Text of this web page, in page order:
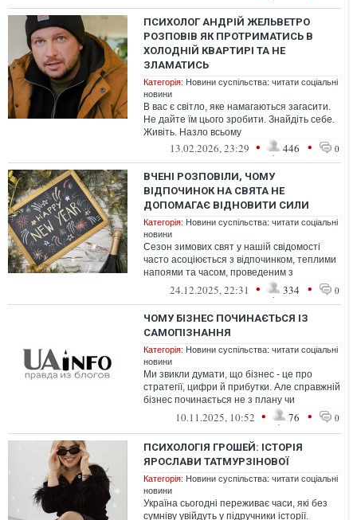
ПСИХОЛОГ АНДРІЙ ЖЕЛЬВЕТРО
РОЗПОВІВ ЯК ПРОТРИМАТИСЬ В
ХОЛОДНІЙ КВАРТИРІ ТА НЕ
ЗЛАМАТИСЬ
Категорія: Новини суспільства: читати соціальні
новини
В вас є світло, яке намагаються загасити.
Не дайте їм цього зробити. Знайдіть себе.
Живіть. Назло всьому
13.02.2026, 23:29 • 446 • 0
ВЧЕНІ РОЗПОВІЛИ, ЧОМУ
ВІДПОЧИНОК НА СВЯТА НЕ
ДОПОМАГАЄ ВІДНОВИТИ СИЛИ
Категорія: Новини суспільства: читати соціальні
новини
Сезон зимових свят у нашій свідомості
часто асоціюється з відпочинком, теплими
напоями та часом, проведеним з
близькими людьми. Але насправді багато
24.12.2025, 22:31 • 334 • 0
ЧОМУ БІЗНЕС ПОЧИНАЄТЬСЯ ІЗ
САМОПІЗНАННЯ
Категорія: Новини суспільства: читати соціальні
новини
Ми звикли думати, що бізнес - це про
стратегії, цифри й прибутки. Але справжній
бізнес починається не з плану чи
інвестицій, а з людини.
10.11.2025, 10:52 • 76 • 0
ПСИХОЛОГІЯ ГРОШЕЙ: ІСТОРІЯ
ЯРОСЛАВИ ТАТМУРЗІНОВОЇ
Категорія: Новини суспільства: читати соціальні
новини
Україна сьогодні переживає часи, які без
сумніву увійдуть у підручники історії.